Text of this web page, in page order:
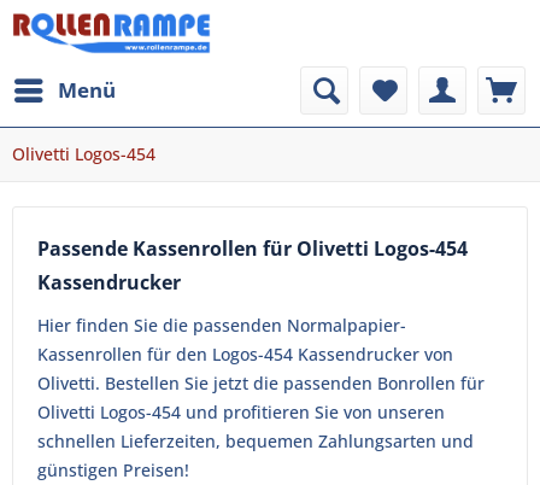
Menü
Olivetti Logos-454
Passende Kassenrollen für Olivetti Logos-454
Kassendrucker
Hier finden Sie die passenden Normalpapier-
Kassenrollen für den Logos-454 Kassendrucker von
Olivetti. Bestellen Sie jetzt die passenden Bonrollen für
Olivetti Logos-454 und profitieren Sie von unseren
schnellen Lieferzeiten, bequemen Zahlungsarten und
günstigen Preisen!